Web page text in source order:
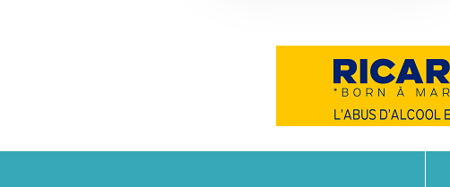
Notre philosophie